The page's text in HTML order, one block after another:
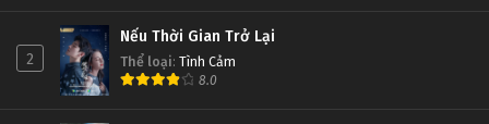
2
Nếu Thời Gian Trở Lại
Thể loại: Tình Cảm
8.0